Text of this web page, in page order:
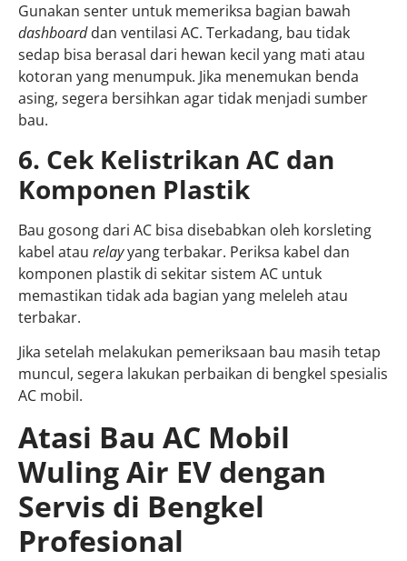
Gunakan senter untuk memeriksa bagian bawah
dashboarddan ventilasi AC. Terkadang, bau tidak
sedap bisa berasal dari hewan kecil yang mati atau
kotoran yang menumpuk. Jika menemukan benda
asing, segera bersihkan agar tidak menjadi sumber
bau.
6. Cek Kelistrikan AC dan
Komponen Plastik
Bau gosong dari AC bisa disebabkan oleh korsleting
kabel atau relayyang terbakar. Periksa kabel dan
komponen plastik di sekitar sistem AC untuk
memastikan tidak ada bagian yang meleleh atau
terbakar.
Jika setelah melakukan pemeriksaan bau masih tetap
muncul, segera lakukan perbaikan di bengkel spesialis
AC mobil.
Atasi Bau AC Mobil
Wuling Air EV dengan
Servis di Bengkel
Profesional